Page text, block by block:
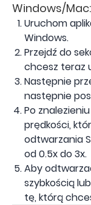
Windows/Mac:
Uruchom
Windows.
Przejdź do
chcesz teraz
Następnie
następnie
Po
prędkości,
odtwarzania
od 0.5x do 3x.
Aby
szybkością
tę, którą